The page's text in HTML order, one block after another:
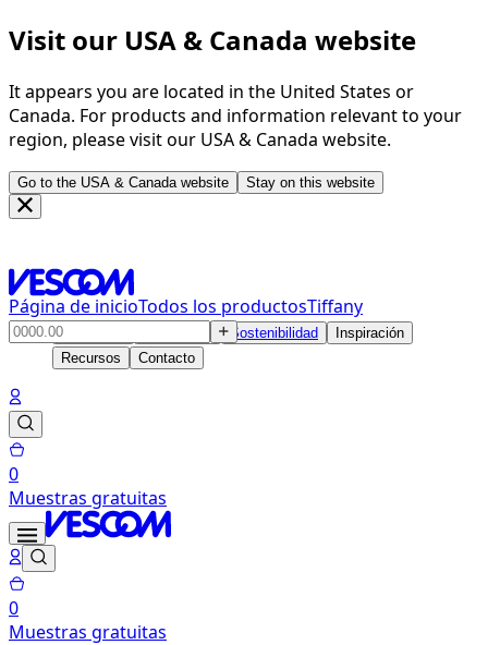
Visit our USA & Canada website
It appears you are located in the United States or
Canada. For products and information relevant to your
region, please visit our USA & Canada website.
Go to the USA & Canada website Stay on this website
Página de inicioTodos los productosTiffany
Productos Sostenibilidad
Inspiración
Recursos
Contacto
0
Muestras gratuitas
0
Muestras gratuitas